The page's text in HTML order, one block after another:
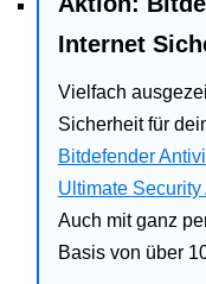
Internet
Vielfach
Sicherheit für
Bitdefender
Ultimate
Auch mit ganz
Basis von über